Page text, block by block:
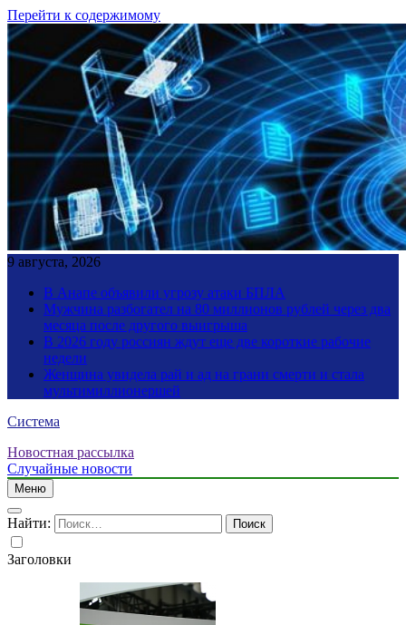
Перейти к содержимому
9 августа, 2026
В Анапе объявили угрозу атаки БПЛА
Мужчина разбогател на 80 миллионов рублей через два
месяца после другого выигрыша
В 2026 году россиян ждут еще две короткие рабочие
недели
Женщина увидела рай и ад на грани смерти и стала
мультимиллионершей
Система
Новостная рассылка
Случайные новости
Меню
Найти:
Заголовки